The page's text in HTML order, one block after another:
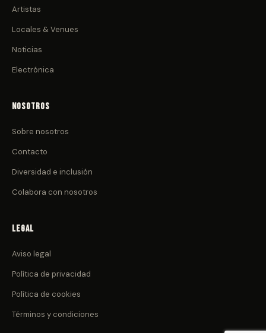
Artistas
Locales & Venues
Noticias
Electrónica
Nosotros
Sobre nosotros
Contacto
Diversidad e inclusión
Colabora con nosotros
Legal
Aviso legal
Política de privacidad
Política de cookies
Términos y condiciones